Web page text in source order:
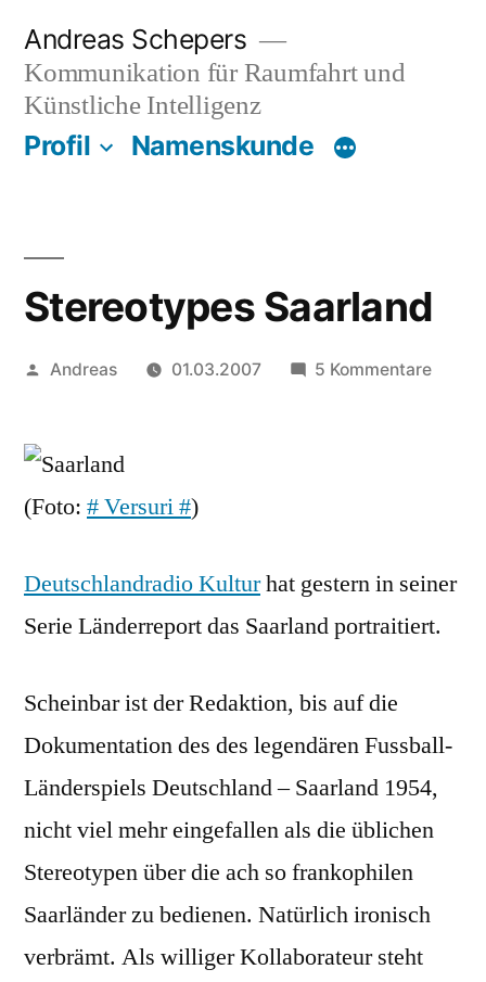
Inhalt
springen
Andreas Schepers
Kommunikation für Raumfahrt und
Künstliche Intelligenz
Profil Namenskunde
Stereotypes Saarland
Veröffentlicht
Andreas 01.03.2007 5 Kommentarezu
(Foto: # Versuri #)
Deutschlandradio Kulturhat gestern in seiner
Serie Länderreport das Saarland portraitiert.
Scheinbar ist der Redaktion, bis auf die
Dokumentation des des legendären Fussball-
Länderspiels Deutschland – Saarland 1954,
nicht viel mehr eingefallen als die üblichen
Stereotypen über die ach so frankophilen
Saarländer zu bedienen. Natürlich ironisch
verbrämt. Als williger Kollaborateur steht